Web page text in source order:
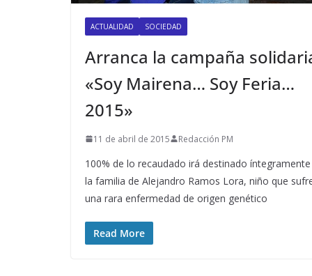
ACTUALIDAD SOCIEDAD
Arranca la campaña
«Soy Mairena… Soy Feria…
2015»
11 de abril de 2015 Redacción PM
100% de lo recaudado irá destinado
la familia de Alejandro Ramos Lora, niño que
una rara enfermedad de origen genético
Read More